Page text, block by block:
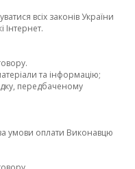
всіх законів України
Інтернет.
та інформацію;
передбаченому
умови оплати Виконавцю